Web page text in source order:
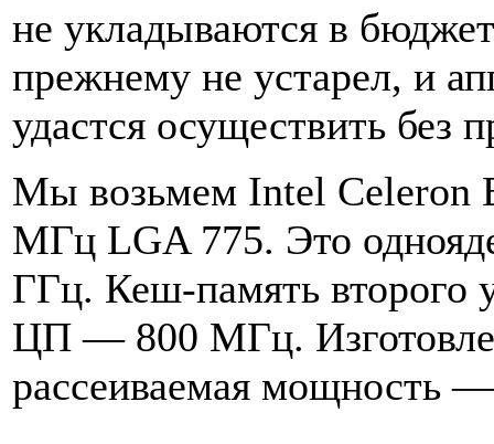
не укладываются в
прежнему не устарел, и
удастся осуществить без
Мы возьмем Intel Celeron
МГц LGA 775. Это
ГГц. Кеш-память
ЦП — 800 МГц.
рассеиваемая мощность